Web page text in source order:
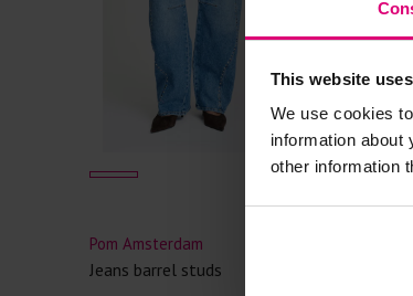
This website
We use cookies
information about
other information
Pom Amsterdam
Jeans barrel studs